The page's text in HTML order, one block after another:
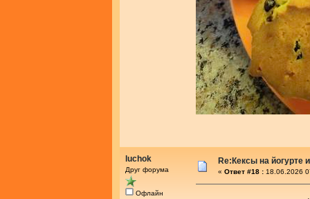
luchok
Друг форума
Офлайн
Re:Кексы на йогурте
« Ответ #18 : 18.06.2026